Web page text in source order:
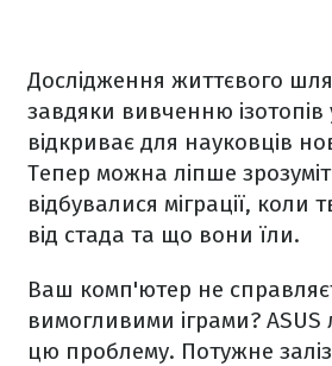
Дослідження життєвого
завдяки вивченню ізотопів
відкриває для науковців
Тепер можна ліпше
відбувалися міграції,
від стада та що вони їли.
Ваш комп'ютер не
вимогливими іграми? ASUS
цю проблему. Потужне